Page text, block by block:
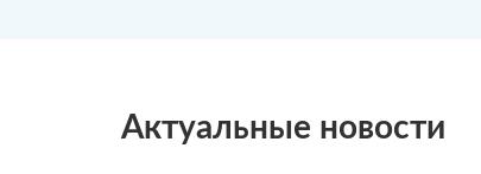
Актуальные новости